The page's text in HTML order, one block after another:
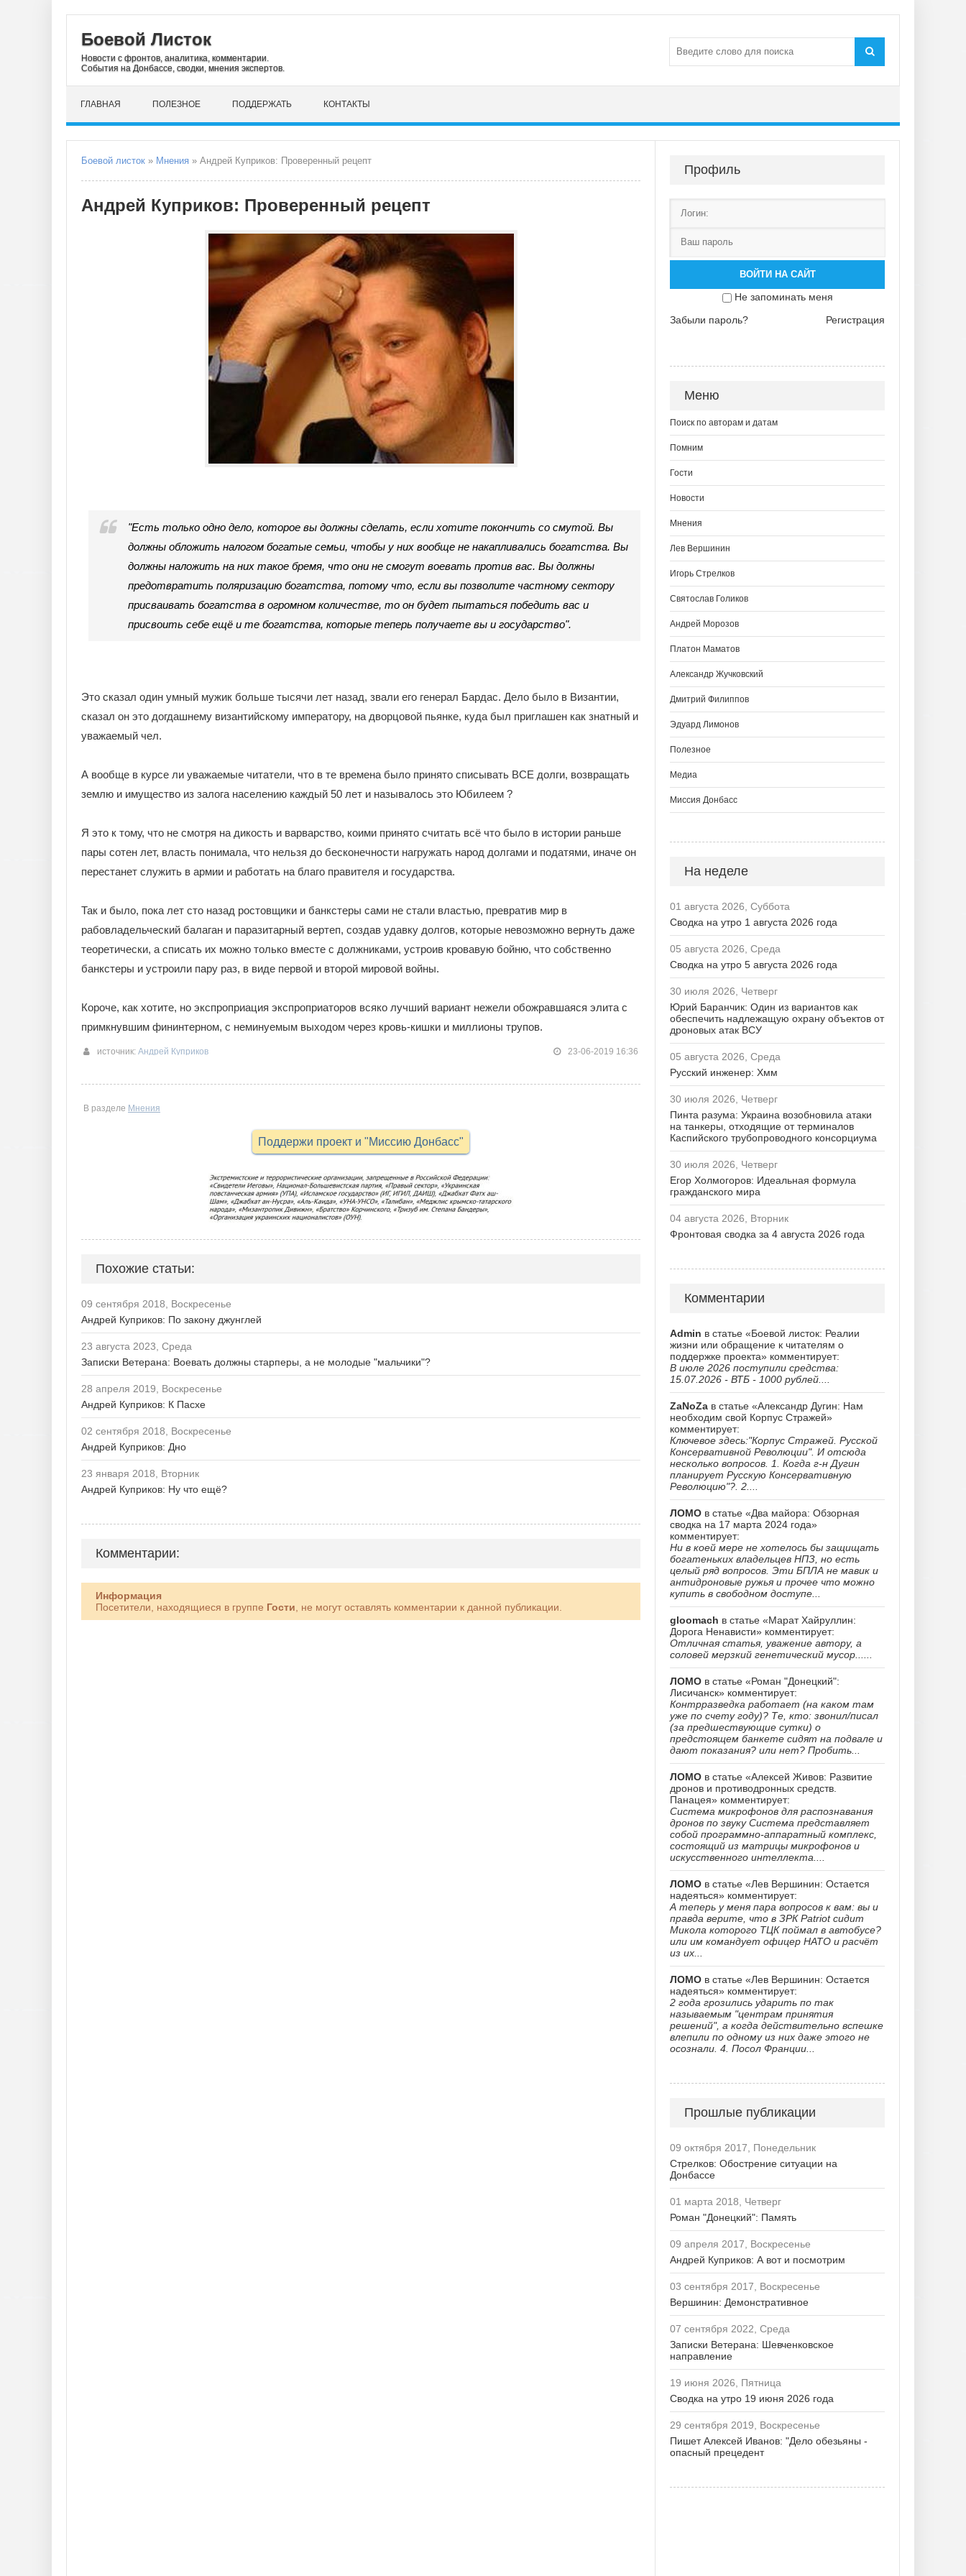
Боевой Листок
Новости с фронтов, аналитика, комментарии.
События на Донбассе, сводки, мнения экспертов.
ГЛАВНАЯ ПОЛЕЗНОЕ ПОДДЕРЖАТЬ КОНТАКТЫ
Боевой листок » Мнения » Андрей Куприков: Проверенный рецепт
Андрей Куприков: Проверенный рецепт
"Есть только одно дело, которое вы должны сделать, если хотите покончить со смутой. Вы
должны обложить налогом богатые семьи, чтобы у них вообще не накапливались богатства. Вы
должны наложить на них такое бремя, что они не смогут воевать против вас. Вы должны
предотвратить поляризацию богатства, потому что, если вы позволите частному сектору
присваивать богатства в огромном количестве, то он будет пытаться победить вас и
присвоить себе ещё и те богатства, которые теперь получаете вы и государство".
Это сказал один умный мужик больше тысячи лет назад, звали его генерал Бардас. Дело было в Византии,
сказал он это догдашнему византийскому императору, на дворцовой пьянке, куда был приглашен как знатный и
уважаемый чел.
А вообще в курсе ли уважаемые читатели, что в те времена было принято списывать ВСЕ долги, возвращать
землю и имущество из залога населению каждый 50 лет и называлось это Юбилеем ?
Я это к тому, что не смотря на дикость и варварство, коими принято считать всё что было в истории раньше
пары сотен лет, власть понимала, что нельзя до бесконечности нагружать народ долгами и податями, иначе он
перестанет служить в армии и работать на благо правителя и государства.
Так и было, пока лет сто назад ростовщики и банкстеры сами не стали властью, превратив мир в
рабовладельческий балаган и паразитарный вертеп, создав удавку долгов, которые невозможно вернуть даже
теоретически, а списать их можно только вместе с должниками, устроив кровавую бойню, что собственно
банкстеры и устроили пару раз, в виде первой и второй мировой войны.
Короче, как хотите, но экспроприация экспроприаторов всяко лучший вариант нежели обожравшаяся элита с
примкнувшим фининтерном, с неминуемым выходом через кровь-кишки и миллионы трупов.
источник: Андрей Куприков 23-06-2019 16:36
В разделе Мнения
Поддержи проект и "Миссию Донбасс"
Похожие статьи:
09 сентября 2018, Воскресенье
Андрей Куприков: По закону джунглей
23 августа 2023, Среда
Записки Ветерана: Воевать должны старперы, а не молодые "мальчики"?
28 апреля 2019, Воскресенье
Андрей Куприков: К Пасхе
02 сентября 2018, Воскресенье
Андрей Куприков: Дно
23 января 2018, Вторник
Андрей Куприков: Ну что ещё?
Комментарии:
Информация
Посетители, находящиеся в группе Гости , не могут оставлять комментарии к данной публикации.
Профиль
ВОЙТИ НА САЙТ
Не запоминать меня
Забыли пароль?
Регистрация
Меню
Поиск по авторам и датам
Помним
Гости
Новости
Мнения
Лев Вершинин
Игорь Стрелков
Святослав Голиков
Андрей Морозов
Платон Маматов
Александр Жучковский
Дмитрий Филиппов
Эдуард Лимонов
Полезное
Медиа
Миссия Донбасс
На неделе
01 августа 2026, Суббота
Сводка на утро 1 августа 2026 года
05 августа 2026, Среда
Сводка на утро 5 августа 2026 года
30 июля 2026, Четверг
Юрий Баранчик: Один из вариантов как
обеспечить надлежащую охрану объектов от
дроновых атак ВСУ
05 августа 2026, Среда
Русский инженер: Хмм
30 июля 2026, Четверг
Пинта разума: Украина возобновила атаки
на танкеры, отходящие от терминалов
Каспийского трубопроводного консорциума
30 июля 2026, Четверг
Егор Холмогоров: Идеальная формула
гражданского мира
04 августа 2026, Вторник
Фронтовая сводка за 4 августа 2026 года
Комментарии
Admin в статье «Боевой листок: Реалии
жизни или обращение к читателям о
поддержке проекта» комментирует:
В июле 2026 поступили средства:
15.07.2026 - ВТБ - 1000 рублей....
ZaNoZa в статье «Александр Дугин: Нам
необходим свой Корпус Стражей»
комментирует:
Ключевое здесь:"Корпус Стражей. Русской
Консервативной Революции". И отсюда
несколько вопросов. 1. Когда г-н Дугин
планирует Русскую Консервативную
Революцию"?. 2....
ЛОМО в статье «Два майора: Обзорная
сводка на 17 марта 2024 года»
комментирует:
Ни в коей мере не хотелось бы защищать
богатеньких владельцев НПЗ, но есть
целый ряд вопросов. Эти БПЛА не мавик и
антидроновые ружья и прочее что можно
купить в свободном доступе...
gloomach в статье «Марат Хайруллин:
Дорога Ненависти» комментирует:
Отличная статья, уважение автору, а
соловей мерзкий генетический мусор......
ЛОМО в статье «Роман "Донецкий":
Лисичанск» комментирует:
Контрразведка работает (на каком там
уже по счету году)? Те, кто: звонил/писал
(за предшествующие сутки) о
предстоящем банкете сидят на подвале и
дают показания? или нет? Пробить...
ЛОМО в статье «Алексей Живов: Развитие
дронов и противодронных средств.
Панацея» комментирует:
Система микрофонов для распознавания
дронов по звуку Система представляет
собой программно-аппаратный комплекс,
состоящий из матрицы микрофонов и
искусственного интеллекта....
ЛОМО в статье «Лев Вершинин: Остается
надеяться» комментирует:
А теперь у меня пара вопросов к вам: вы и
правда верите, что в ЗРК Patriot сидит
Микола которого ТЦК поймал в автобусе?
или им командует офицер НАТО и расчёт
из их...
ЛОМО в статье «Лев Вершинин: Остается
надеяться» комментирует:
2 года грозились ударить по так
называемым "центрам принятия
решений", а когда действительно вспешке
влепили по одному из них даже этого не
осознали. 4. Посол Франции...
Прошлые публикации
09 октября 2017, Понедельник
Стрелков: Обострение ситуации на
Донбассе
01 марта 2018, Четверг
Роман "Донецкий": Память
09 апреля 2017, Воскресенье
Андрей Куприков: А вот и посмотрим
03 сентября 2017, Воскресенье
Вершинин: Демонстративное
07 сентября 2022, Среда
Записки Ветерана: Шевченковское
направление
19 июня 2026, Пятница
Сводка на утро 19 июня 2026 года
29 сентября 2019, Воскресенье
Пишет Алексей Иванов: "Дело обезьяны -
опасный прецедент